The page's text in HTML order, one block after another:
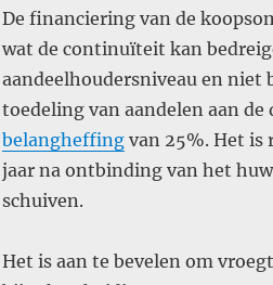
De financiering van de
wat de continuïteit kan
aandeelhoudersniveau en niet
toedeling van aandelen aan de
belangheffingvan 25%. Het is
jaar na ontbinding van het
schuiven​.
Het is aan te bevelen om